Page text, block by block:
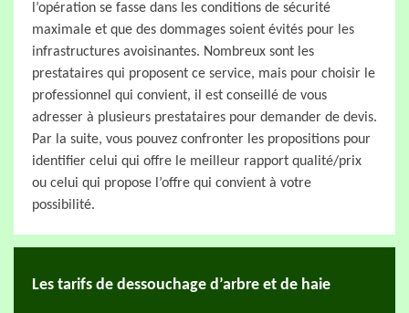
l’opération se fasse dans les conditions de sécurité
maximale et que des dommages soient évités pour les
infrastructures avoisinantes. Nombreux sont les
prestataires qui proposent ce service, mais pour choisir le
professionnel qui convient, il est conseillé de vous
adresser à plusieurs prestataires pour demander de devis.
Par la suite, vous pouvez confronter les propositions pour
identifier celui qui offre le meilleur rapport qualité/prix
ou celui qui propose l’offre qui convient à votre
possibilité.
Les tarifs de dessouchage d’arbre et de haie